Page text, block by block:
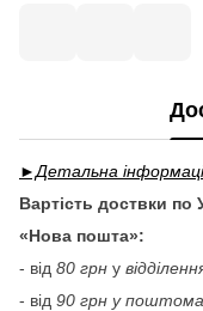
►Детальна
Вартість доствки по
«Нова пошта»:
- від 80 грн у
- від 90 грн у